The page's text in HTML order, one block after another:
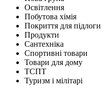
Освітлення
Побутова хімія
Покриття для підлоги
Продукти
Сантехніка
Спортивні товари
Товари для дому
ТСПТ
Туризм і мілітарі